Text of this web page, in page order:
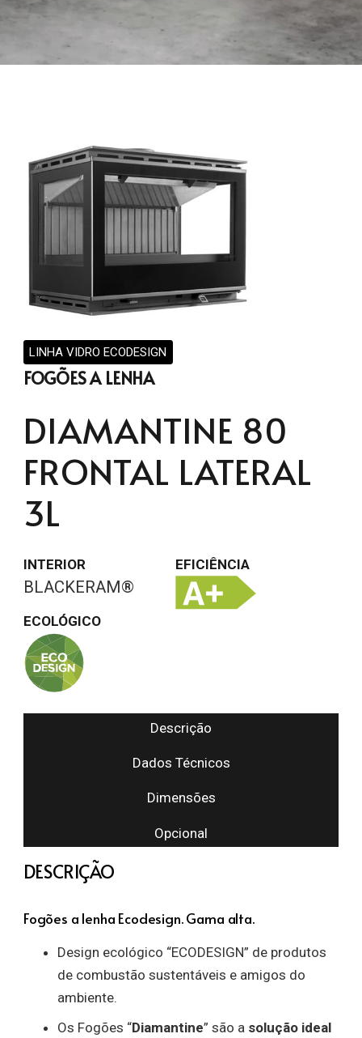
LINHA VIDRO ECODESIGN
FOGÕES A LENHA
DIAMANTINE 80
FRONTAL LATERAL
3L
INTERIOR
BLACKERAM®
EFICIÊNCIA
ECOLÓGICO
Descrição
Dados Técnicos
Dimensões
Opcional
DESCRIÇÃO
Fogões a lenha Ecodesign. Gama alta.
Design ecológico “ECODESIGN” de produtos
de combustão sustentáveis e amigos do
ambiente.
Os Fogões “Diamantine” são a solução ideal